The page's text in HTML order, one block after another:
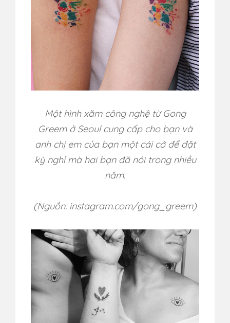
Một hình xăm công nghệ từ Gong
Greem ở Seoul cung cấp cho bạn và
anh chị em của bạn một cái cớ để đặt
kỳ nghỉ mà hai bạn đã nói trong nhiều
năm.
(Nguồn: instagram.com/gong_greem)